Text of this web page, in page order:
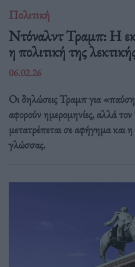
Πολιτική
Ντόναλντ Τραμπ: Η
η πολιτική της
06.02.26
Οι δηλώσεις Τραμπ για
αφορούν ημερομηνίες, αλλά
μετατρέπεται σε αφήγημα και η
γλώσσας.